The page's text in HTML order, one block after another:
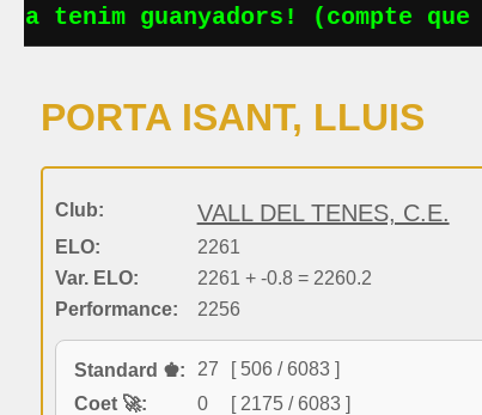
tenim guanyadors! (compte
PORTA ISANT, LLUIS
Club: VALL DEL TENES, C.E.
ELO:
2261
Var. ELO:
2261 + -0.8 = 2260.2
Performance:
2256
Standard ♚: 27
[ 506 / 6083 ]
Coet 🚀:
0
[ 2175 / 6083 ]